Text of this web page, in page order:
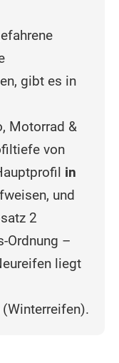
gibt es in
Motorrad &
von
in
und
2
Ordnung –
liegt
(Winterreifen).